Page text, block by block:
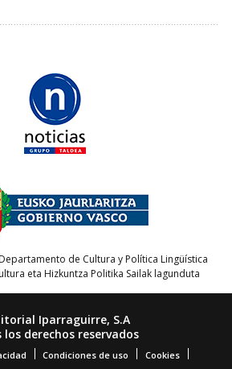
de Cultura y Política Lingüística
eta Hizkuntza Politika Sailak lagunduta
Iparraguirre, S.A
los derechos reservados
Condiciones de uso Cookies